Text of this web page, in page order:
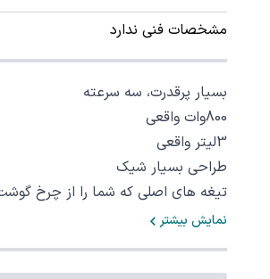
مشخصات فنی ندارد
بسیار پرقدرت، سه سرعته
800وات واقعی
3لیتر واقعی
طراحی بسیار شیک
تیغه های اصلی که شما را از چرخ
نمایش بیشتر